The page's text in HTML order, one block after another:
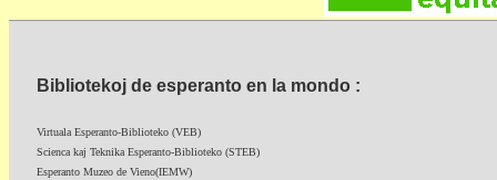
Bibliotekoj de esperanto en la mondo :
Virtuala Esperanto-Biblioteko (VEB)
Scienca kaj Teknika Esperanto-Biblioteko (STEB)
Esperanto Muzeo de Vieno(IEMW)